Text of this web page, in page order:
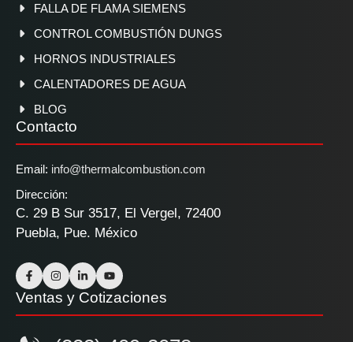
FALLA DE FLAMA SIEMENS
CONTROL COMBUSTIÓN DUNGS
HORNOS INDUSTRIALES
CALENTADORES DE AGUA
BLOG
Contacto
Email: info@thermalcombustion.com
Dirección:
C. 29 B Sur 3517, El Vergel, 72400
Puebla, Pue. México
Ventas y Cotizaciones